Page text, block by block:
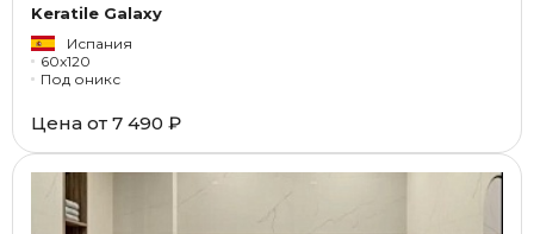
Keratile Galaxy
Испания
60x120
Под оникс
Цена от 7 490 ₽